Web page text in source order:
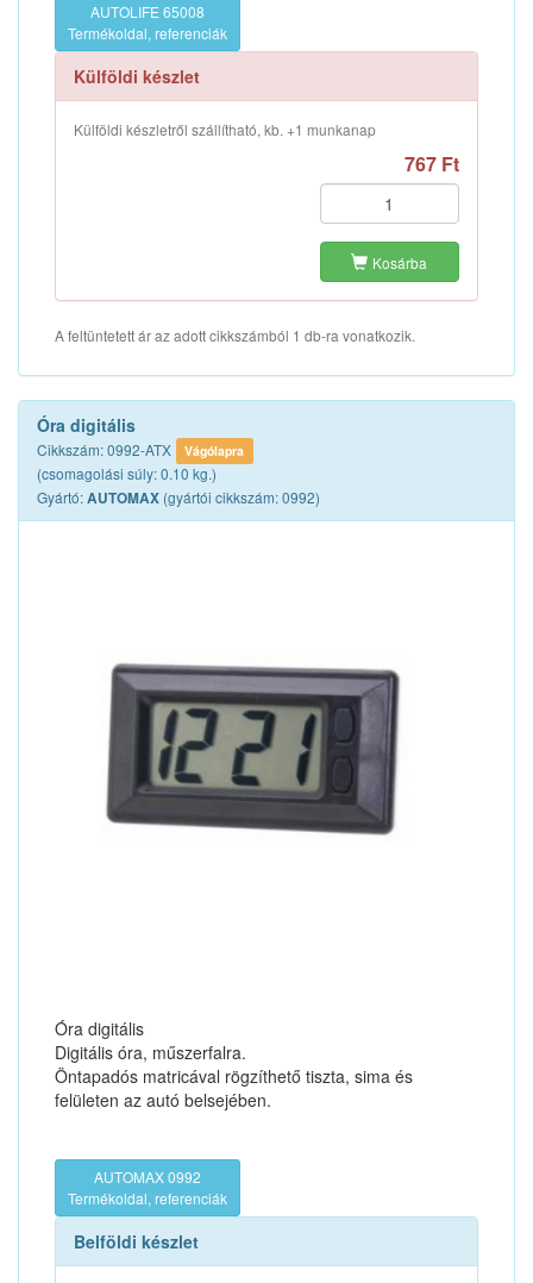
AUTOLIFE 65008
Termékoldal, referenciák
Külföldi készlet
Külföldi készletről szállítható, kb. +1 munkanap
767 Ft
Kosárba
A feltüntetett ár az adott cikkszámból 1 db-ra vonatkozik.
Óra digitális
Cikkszám: 0992-ATX Vágólapra
(csomagolási súly: 0.10 kg.)
Gyártó:AUTOMAX (gyártói cikkszám: 0992)
Óra digitális
Digitális óra, műszerfalra.
Öntapadós matricával rögzíthető tiszta, sima és
felületen az autó belsejében.
AUTOMAX 0992
Termékoldal, referenciák
Belföldi készlet